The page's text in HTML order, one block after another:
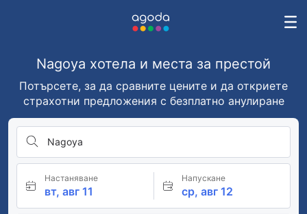
Nagoya хотела и места за престой
Потърсете, за да сравните цените и да откриете
страхотни предложения с безплатно анулиране
Nagoya
Настаняване
вт, авг 11
Напускане
ср, авг 12